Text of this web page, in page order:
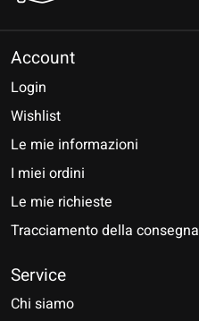
Account
Login
Wishlist
Le mie informazioni
I miei ordini
Le mie richieste
Tracciamento della consegna
Service
Chi siamo